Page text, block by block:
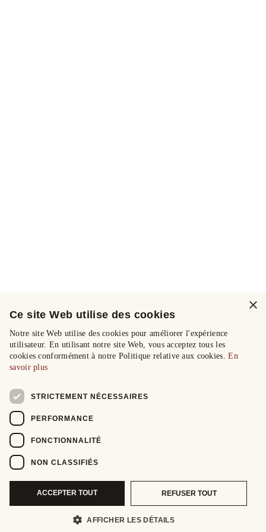
×
Ce site Web utilise des cookies
Notre site Web utilise des cookies pour améliorer l'expérience
utilisateur. En utilisant notre site Web, vous acceptez tous les
cookies conformément à notre Politique relative aux cookies.En
savoir plus
STRICTEMENT NÉCESSAIRES
PERFORMANCE
FONCTIONNALITÉ
NON CLASSIFIÉS
ACCEPTER TOUT REFUSER TOUT
AFFICHER LES DÉTAILS